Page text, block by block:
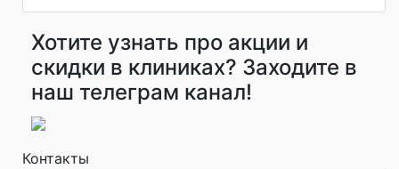
Хотите узнать про акции и
скидки в клиниках? Заходите в
наш телеграм канал!
Контакты